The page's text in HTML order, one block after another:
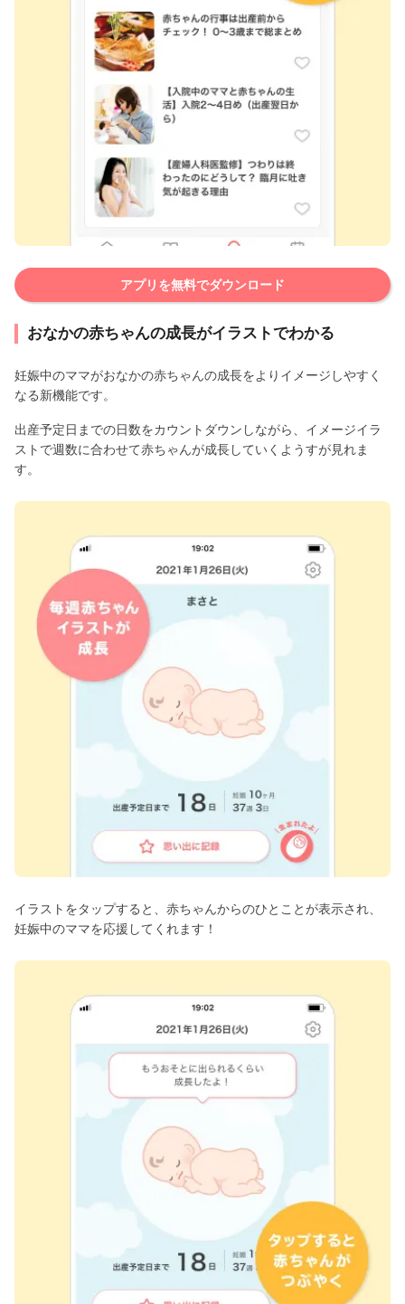
アプリを無料でダウンロード
おなかの赤ちゃんの成長がイラストでわかる
妊娠中のママがおなかの赤ちゃんの成長をよりイメージしやすく
なる新機能です。
出産予定日までの日数をカウントダウンしながら、イメージイラ
ストで週数に合わせて赤ちゃんが成長していくようすが見れま
す。
イラストをタップすると、赤ちゃんからのひとことが表示され、
妊娠中のママを応援してくれます！